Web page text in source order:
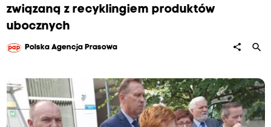
związaną z recyklingiem produktów
ubocznych
Polska Agencja Prasowa share search